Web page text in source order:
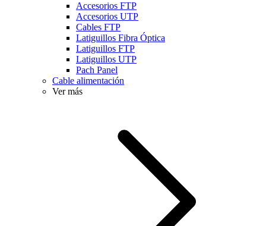
Accesorios FTP
Accesorios UTP
Cables FTP
Latiguillos Fibra Óptica
Latiguillos FTP
Latiguillos UTP
Pach Panel
Cable alimentación
Ver más